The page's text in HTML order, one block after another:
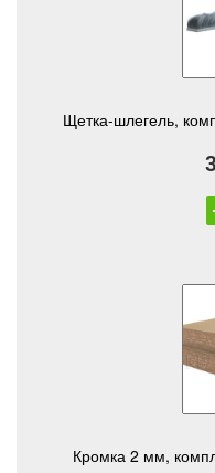
Щетка-шлегель,
Кромка 2 мм,